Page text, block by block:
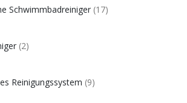
Schwimmbadreiniger (17)
(2)
Reinigungssystem (9)